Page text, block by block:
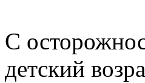
С
детский